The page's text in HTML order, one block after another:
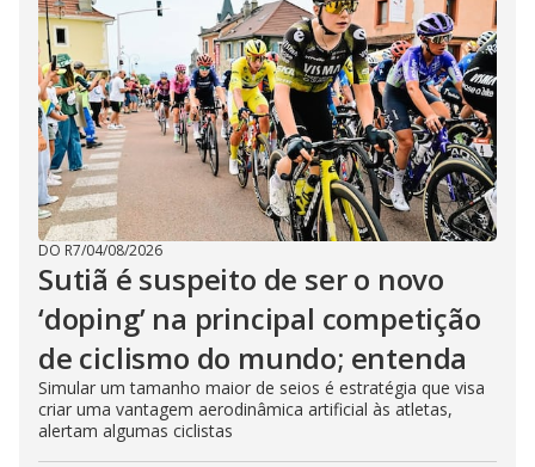
DO R7/04/08/2026
Sutiã é suspeito de ser o novo
‘doping’ na principal competição
de ciclismo do mundo; entenda
Simular um tamanho maior de seios é estratégia que visa
criar uma vantagem aerodinâmica artificial às atletas,
alertam algumas ciclistas